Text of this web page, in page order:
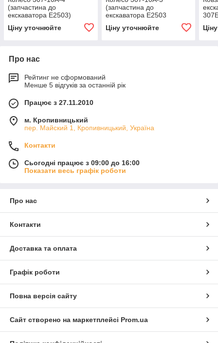
(запчастина до
екскаватора Е2503)
Ціну уточнюйте
(запчастина до
екскаватора Е2503
Ціну уточнюйте
Про нас
Рейтинг не сформований
Менше 5 відгуків за останній рік
Працює з 27.11.2010
м. Кропивницький
пер. Майский 1, Кропивницький, Україна
Контакти
Сьогодні працює з 09:00 до 16:00
Показати весь графік роботи
Про нас
Контакти
Доставка та оплата
Графік роботи
Повна версія сайту
Сайт створено на маркетплейсі Prom.ua